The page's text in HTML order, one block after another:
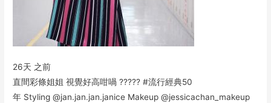
26天 之前
直間彩條姐姐 視覺好高咁喎 ????? #流行經典50
年 Styling @jan.jan.jan.janice Makeup @jessicachan_makeup